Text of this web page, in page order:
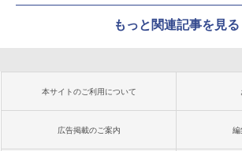
もっと関連記事を見る
本サイトのご利用について
広告掲載のご案内 編